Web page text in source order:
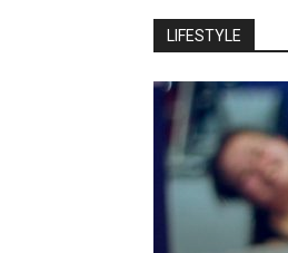
LIFESTYLE